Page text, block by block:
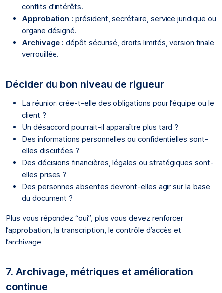
conflits d’intérêts.
Approbation : président, secrétaire, service juridique ou
organe désigné.
Archivage : dépôt sécurisé, droits limités, version finale
verrouillée.
Décider du bon niveau de rigueur
La réunion crée-t-elle des obligations pour l’équipe ou le
client ?
Un désaccord pourrait-il apparaître plus tard ?
Des informations personnelles ou confidentielles sont-
elles discutées ?
Des décisions financières, légales ou stratégiques sont-
elles prises ?
Des personnes absentes devront-elles agir sur la base
du document ?
Plus vous répondez “oui”, plus vous devez renforcer
l’approbation, la transcription, le contrôle d’accès et
l’archivage.
7. Archivage, métriques et amélioration
continue